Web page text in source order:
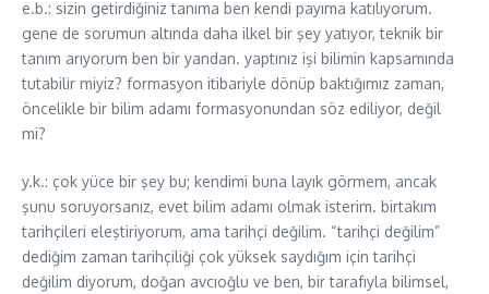
e.b.: sizin getirdiğiniz tanıma ben kendi payıma katılıyorum.
gene de sorumun altında daha ilkel bir şey yatıyor, teknik bir
tanım arıyorum ben bir yandan. yaptınız işi bilimin kapsamında
tutabilir miyiz? formasyon itibariyle dönüp baktığımız zaman,
öncelikle bir bilim adamı formasyonundan söz ediliyor, değil
mi?
y.k.: çok yüce bir şey bu; kendimi buna layık görmem, ancak
şunu soruyorsanız, evet bilim adamı olmak isterim. birtakım
tarihçileri eleştiriyorum, ama tarihçi değilim. “tarihçi değilim”
dediğim zaman tarihçiliği çok yüksek saydığım için tarihçi
değilim diyorum, doğan avcıoğlu ve ben, bir tarafıyla bilimsel,